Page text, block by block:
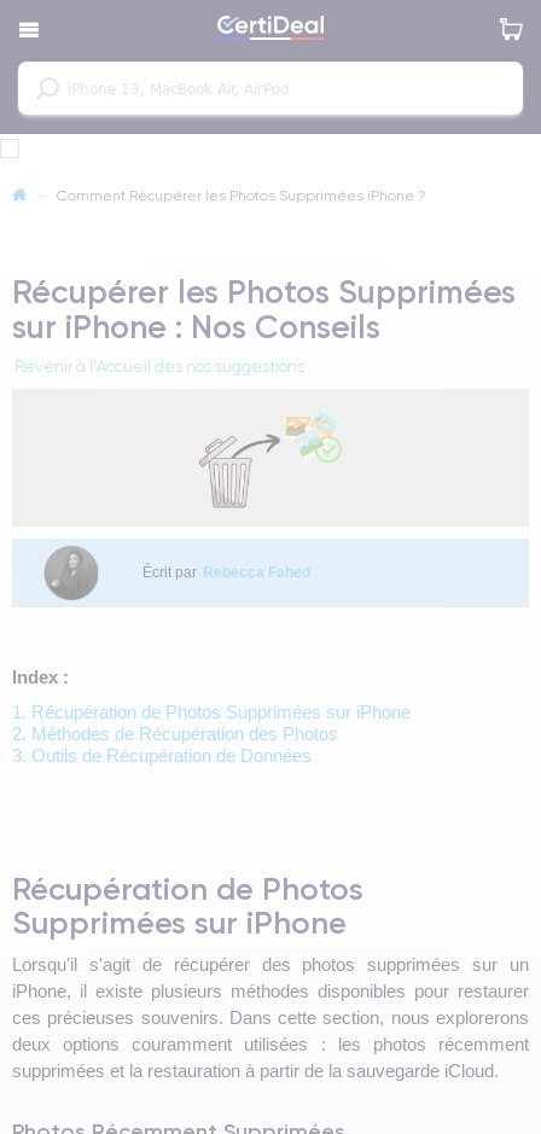
— Comment Récupérer les Photos Supprimées iPhone ?
Récupérer les Photos Supprimées
sur iPhone : Nos Conseils
Revenir à l'Accueil des nos suggestions
Écrit par Rebecca Fahed
Index :
1. Récupération de Photos Supprimées sur iPhone
2. Méthodes de Récupération des Photos
3. Outils de Récupération de Données
Récupération de Photos
Supprimées sur iPhone
Lorsqu'il s'agit de récupérer des photos supprimées sur un
iPhone, il existe plusieurs méthodes disponibles pour restaurer
ces précieuses souvenirs. Dans cette section, nous explorerons
deux options couramment utilisées : les photos récemment
supprimées et la restauration à partir de la sauvegarde iCloud.